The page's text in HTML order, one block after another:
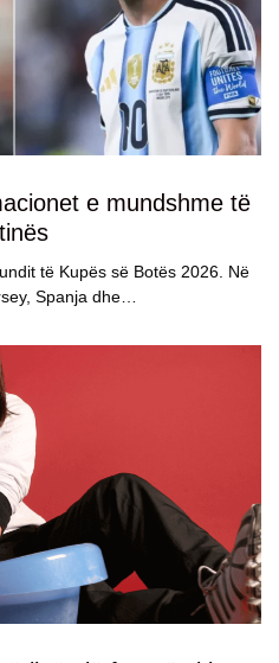
e mundshme të
të Kupës së Botës 2026. Në
Spanja dhe…